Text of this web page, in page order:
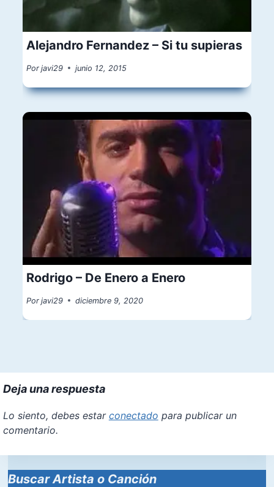
Alejandro Fernandez – Si tu supieras
Por javi29 junio 12, 2015
Rodrigo – De Enero a Enero
Por javi29 diciembre 9, 2020
Deja una respuesta
Lo siento, debes estar conectado para publicar un
comentario.
Buscar Artista o Canción